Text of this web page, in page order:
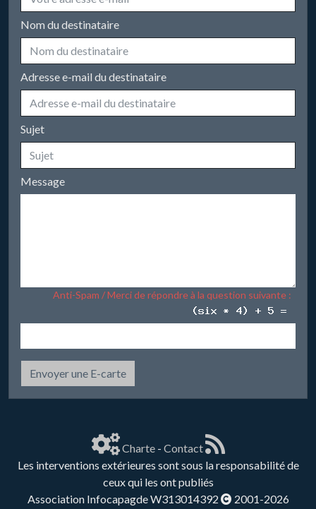
Nom du destinataire
Adresse e-mail du destinataire
Sujet
Message
Anti-Spam / Merci de répondre à la question suivante :
Envoyer une E-carte
Charte- Contact
Les interventions extérieures sont sous la responsabilité de
ceux qui les ont publiés
Association Infocapagde W313014392
2001-2026